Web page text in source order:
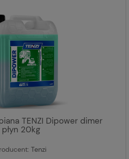
TENZI Dipower dimer
płyn 20kg
Tenzi